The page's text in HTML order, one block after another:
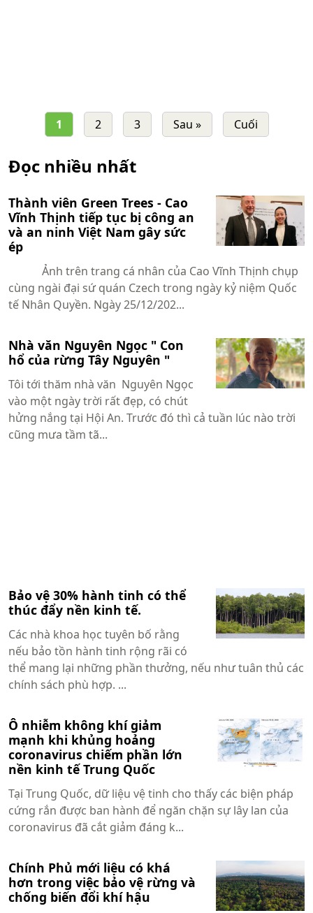
1 2 3 Sau » Cuối
Đọc nhiều nhất
Thành viên Green Trees - Cao
Vĩnh Thịnh tiếp tục bị công an
và an ninh Việt Nam gây sức
ép
Ảnh trên trang cá nhân của Cao Vĩnh Thịnh chụp
cùng ngài đại sứ quán Czech trong ngày kỷ niệm Quốc
tế Nhân Quyền. Ngày 25/12/202...
Nhà văn Nguyên Ngọc " Con
hổ của rừng Tây Nguyên "
Tôi tới thăm nhà văn Nguyên Ngọc
vào một ngày trời rất đẹp, có chút
hửng nắng tại Hội An. Trước đó thì cả tuần lúc nào trời
cũng mưa tầm tã...
Bảo vệ 30% hành tinh có thể
thúc đẩy nền kinh tế.
Các nhà khoa học tuyên bố rằng
nếu bảo tồn hành tinh rộng rãi có
thể mang lại những phần thưởng, nếu như tuân thủ các
chính sách phù hợp. ...
Ô nhiễm không khí giảm
mạnh khi khủng hoảng
coronavirus chiếm phần lớn
nền kinh tế Trung Quốc
Tại Trung Quốc, dữ liệu vệ tinh cho thấy các biện pháp
cứng rắn được ban hành để ngăn chặn sự lây lan của
coronavirus đã cắt giảm đáng k...
Chính Phủ mới liệu có khá
hơn trong việc bảo vệ rừng và
chống biến đổi khí hậu